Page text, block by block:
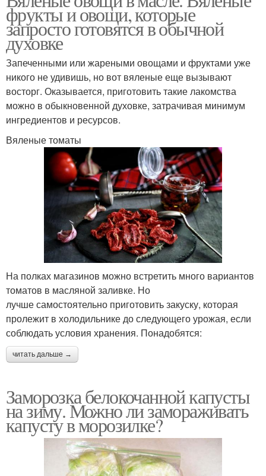
фрукты и овощи, которые
запросто готовятся в обычной
духовке
Запеченными или жареными овощами и фруктами уже
никого не удивишь, но вот вяленые еще вызывают
восторг. Оказывается, приготовить такие лакомства
можно в обыкновенной духовке, затрачивая минимум
ингредиентов и ресурсов.
Вяленые томаты
На полках магазинов можно встретить много вариантов
томатов в масляной заливке. Но
лучше самостоятельно приготовить закуску, которая
пролежит в холодильнике до следующего урожая, если
соблюдать условия хранения. Понадобятся:
читать дальше →
Заморозка белокочанной капусты
на зиму. Можно ли замораживать
капусту в морозилке?